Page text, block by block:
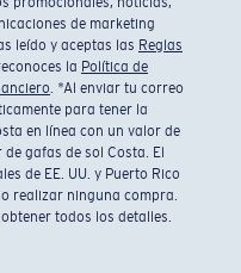
de marketing
leído y aceptas las Reglas
la Política de
. *Al enviar tu correo
para tener la
en línea con un valor de
gafas de sol Costa. El
de EE. UU. y Puerto Rico
realizar ninguna compra.
todos los detalles.